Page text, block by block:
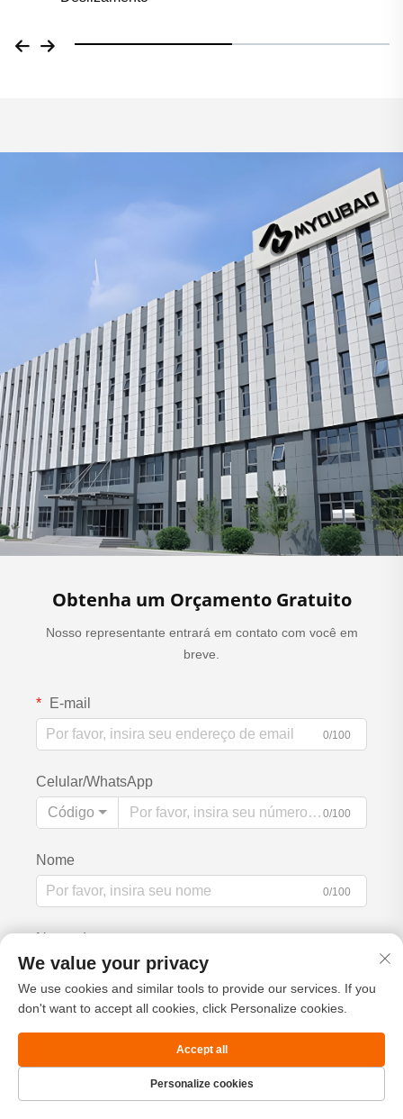
Obtenha um Orçamento Gratuito
Nosso representante entrará em contato com você em
breve.
E-mail
0/100
Celular/WhatsApp
Código
0/100
Nome
0/100
Nome da empresa
Mensagem
Página Inicial Produto Sobre CONTATO
We value your privacy
We use cookies and similar tools to provide our services. If you
don't want to accept all cookies, click Personalize cookies.
Personalize cookies
Accept all